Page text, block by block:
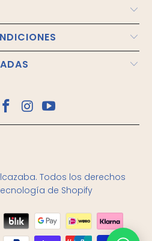
. Todos los derechos
de Shopify